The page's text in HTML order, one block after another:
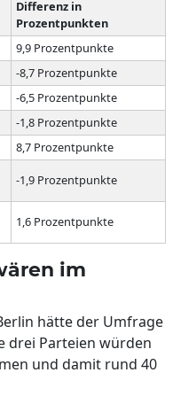
Differenz in
Prozentpunkten
9,9 Prozentpunkte
-8,7 Prozentpunkte
-6,5 Prozentpunkte
-1,8 Prozentpunkte
8,7 Prozentpunkte
-1,9 Prozentpunkte
1,6 Prozentpunkte
im
hätte der Umfrage
drei Parteien würden
und damit rund 40